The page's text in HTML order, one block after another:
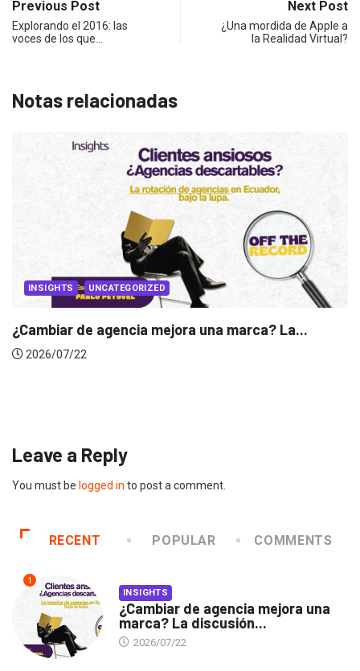
Previous Post
Explorando el 2016: las
voces de los que…
Next Post
¿Una mordida de Apple a
la Realidad Virtual?
Notas relacionadas
INSIGHTS
Leave a Reply
You must be logged in to post a comment.
RECENT POPULAR COMMENTS
1
INSIGHTS
¿Cambiar de agencia mejora una
marca? La discusión...
2026/07/22